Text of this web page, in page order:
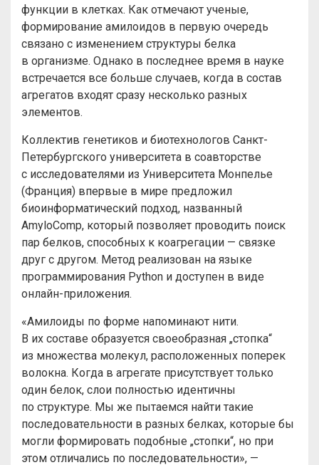
функции в клетках. Как отмечают ученые,
формирование амилоидов в первую очередь
связано с изменением структуры белка
в организме. Однако в последнее время в науке
встречается все больше случаев, когда в состав
агрегатов входят сразу несколько разных
элементов.
Коллектив генетиков и биотехнологов Санкт-
Петербургского университета в соавторстве
с исследователями из Университета Монпелье
(Франция) впервые в мире предложил
биоинформатический подход, названный
AmyloComp, который позволяет проводить поиск
пар белков, способных к коагрегации — связке
друг с другом. Метод реализован на языке
программирования Python и доступен в виде
онлайн-приложения.
«Амилоиды по форме напоминают нити.
В их составе образуется своеобразная „стопка“
из множества молекул, расположенных поперек
волокна. Когда в агрегате присутствует только
один белок, слои полностью идентичны
по структуре. Мы же пытаемся найти такие
последовательности в разных белках, которые бы
могли формировать подобные „стопки“, но при
этом отличались по последовательности», —